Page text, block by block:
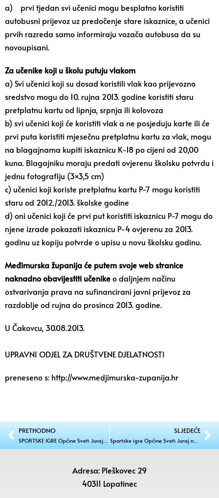
a) prvi tjedan svi učenici mogu besplatno koristiti
autobusni prijevoz uz predočenje stare iskaznice, a učenici
prvih razreda samo informiraju vozača autobusa da su
novoupisani.
Za učenike koji u školu putuju vlakom
a) Svi učenici koji su dosad koristili vlak kao prijevozno
sredstvo mogu do 10. rujna 2013. godine koristiti staru
pretplatnu kartu od lipnja, srpnja ili kolovoza
b) svi učenici koji će koristiti vlak a ne posjeduju karte ili će
prvi puta koristiti mjesečnu pretplatnu kartu za vlak, mogu
na blagajnama kupiti iskaznicu K-18 po cijeni od 20,00
kuna. Blagajniku moraju predati ovjerenu školsku potvrdu i
jednu fotografiju (3×3,5 cm)
c) učenici koji koriste pretplatnu kartu P-7 mogu koristiti
staru od 2012./2013. školske godine
d) oni učenici koji će prvi put koristiti iskaznicu P-7 mogu do
njene izrade pokazati iskaznicu P-4 ovjerenu za 2013.
godinu uz kopiju potvrde o upisu u novu školsku godinu.
Međimurska županija će putem svoje web stranice
naknadno obavijestiti učenikeo daljnjem načinu
ostvarivanja prava na sufinancirani javni prijevoz za
razdoblje od rujna do prosinca 2013. godine.
U Čakovcu, 30.08.2013.
UPRAVNI ODJEL ZA DRUŠTVENE DJELATNOSTI
preneseno s: http://www.medjimurska-zupanija.hr
PRETHODNO
SPORTSKE IGRE Općine Sveti Juraj na Bregu
SLJEDEĆE
Sportske igre Općine Sveti Juraj na Bregu
Adresa: Pleškovec 29
40311 Lopatinec